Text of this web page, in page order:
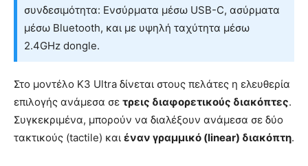
συνδεσιμότητα: Ενσύρματα μέσω USB-C, ασύρματα
μέσω Bluetooth, και με υψηλή ταχύτητα μέσω
2.4GHz dongle.
Στο μοντέλο K3 Ultra δίνεται στους πελάτες η ελευθερία
επιλογής ανάμεσα σε τρεις διαφορετικούς διακόπτες.
Συγκεκριμένα, μπορούν να διαλέξουν ανάμεσα σε δύο
τακτικούς (tactile) και έναν γραμμικό (linear) διακόπτη.